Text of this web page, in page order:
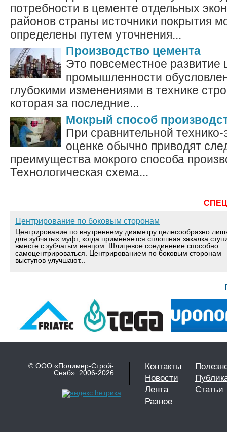
потребности в цементе отдельных
районов страны источники покрытия
определены путем уточнения...
Производство цемента
Это повсеместное развитие
промышленности
глубокими изменениями в технике
которая за последние...
Мокрый способ
При сравнительной
оценке обычно приводят
преимущества мокрого способа
Технологическая схема...
Центрирование по боковым сторонам
Центрирование по внутреннему диаметру целесообразно
для зубчатых муфт, когда применяется сплошная закалка
вместе с зубчатым венцом. Шлицевое соединение способно
самоцентрироваться. Центрированием по боковым сторонам
выступов улучшают...
© ООО «Полимер-Строй-
Снаб» 2006-2026
Контакты
Новости
Лента
Статьи
Разное